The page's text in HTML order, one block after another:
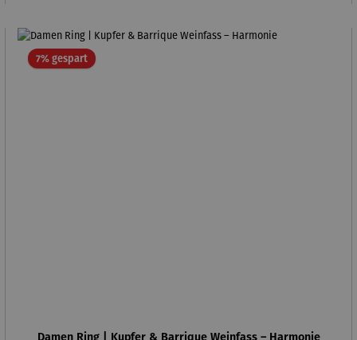
7% gespartRabatt
Damen Ring | Kupfer & Barrique Weinfass – Harmonie